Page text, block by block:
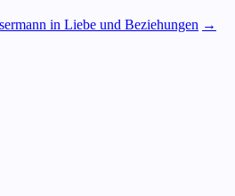
in Liebe und Beziehungen →